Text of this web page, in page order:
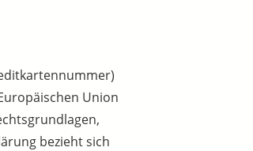
Union
bezieht sich